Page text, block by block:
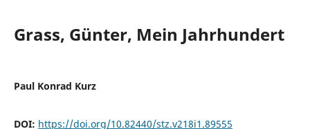
Grass, Günter, Mein Jahrhundert
Paul Konrad Kurz
DOI: https://doi.org/10.82440/stz.v218i1.89555